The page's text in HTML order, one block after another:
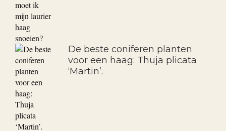
De beste coniferen planten
voor een haag: Thuja plicata
‘Martin’.